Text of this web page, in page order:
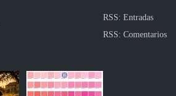
RSS: Entradas
RSS: Comentarios